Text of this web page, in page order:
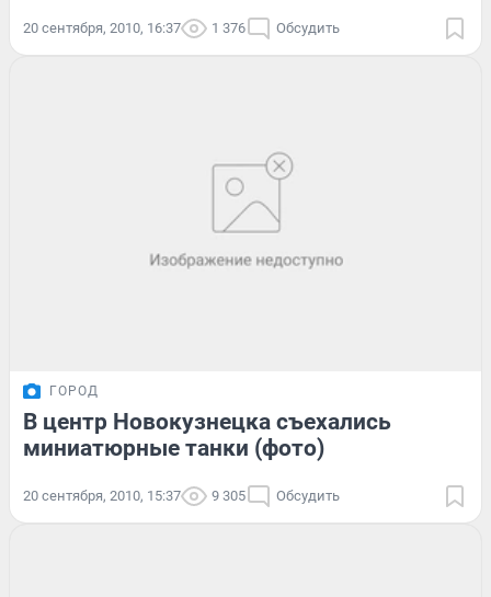
20 сентября, 2010, 16:37 1 376 Обсудить
ГОРОД
В центр Новокузнецка съехались
миниатюрные танки (фото)
20 сентября, 2010, 15:37 9 305 Обсудить